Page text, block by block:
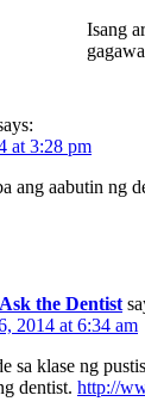
Isang
at 3:28 pm
ang aabutin ng
Ask the Dentist
2014 at 6:34 am
sa klase ng
dentist. http://